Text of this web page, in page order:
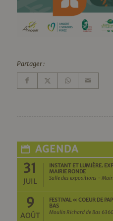
Partager :
AGENDA
31
JUIL
INSTANT ET LUMIÈRE.
MAIRIE RONDE
Salle des expositions -
9
AOÛT
FESTIVAL « COEUR DE
BAS
Moulin Richard de Bas